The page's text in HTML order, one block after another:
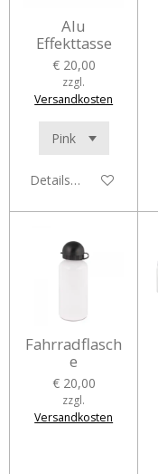
Alu
Effekttasse
€ 20,00
zzgl.
Versandkosten
Details anzeigen
Fahrradflasch
e
€ 20,00
zzgl.
Versandkosten